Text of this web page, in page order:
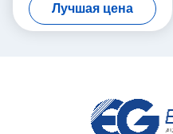
автоматической соединяя
машины
Лучшая цена